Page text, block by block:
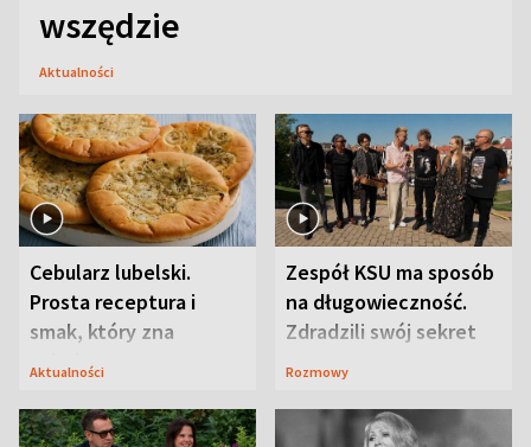
wszędzie
Aktualności
Cebularz lubelski.
Prosta receptura i
smak, który zna
Lubelszczyzna
Aktualności
Zespół KSU ma sposób
na długowieczność.
Zdradzili swój sekret
Rozmowy